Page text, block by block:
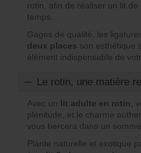
rotin, afin de réaliser un lit
temps.
Gages de qualité, les
deux places son esthétique
élément indispensable de
Le rotin, une matière
Avec un lit adulte en rotin
,
plénitude, et le charme
vous bercera dans un
Plante naturelle et exotique